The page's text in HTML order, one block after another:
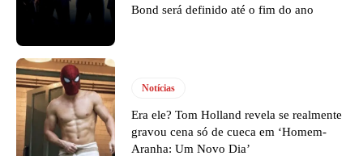
Bond será definido até o fim do ano
Notícias
Era ele? Tom Holland revela se realmente
gravou cena só de cueca em ‘Homem-
Aranha: Um Novo Dia’